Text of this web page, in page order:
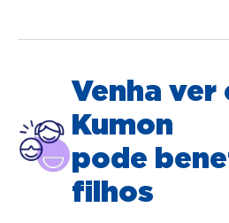
Venha ver
Kumon
pode
filhos